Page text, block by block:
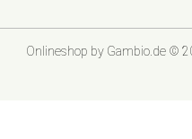
Onlineshop by Gambio.de ©